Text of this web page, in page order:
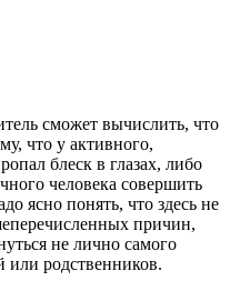
сможет вычислить, что
что у активного,
блеск в глазах, либо
человека совершить
ясно понять, что здесь не
причин,
не лично самого
или родственников.